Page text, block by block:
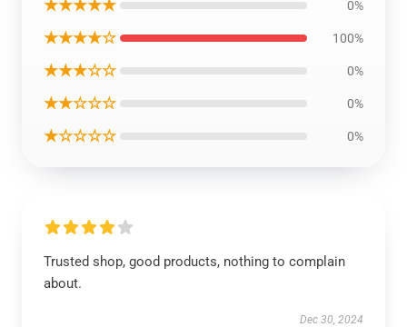
★★★★★ 0%
★★★★☆ 100%
★★★☆☆ 0%
★★☆☆☆ 0%
★☆☆☆☆ 0%
Trusted shop, good products, nothing to complain
about.
Dec 30, 2024